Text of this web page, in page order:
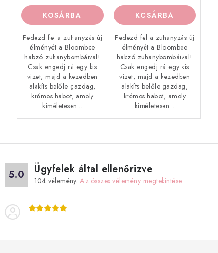
KOSÁRBA
Fedezd fel a zuhanyzás új
élményét a Bloombee
habzó zuhanybombáival!
Csak engedj rá egy kis
vizet, majd a kezedben
alakíts belőle gazdag,
krémes habot, amely
kíméletesen...
KOSÁRBA
Fedezd fel a zuhanyzás új
élményét a Bloombee
habzó zuhanybombáival!
Csak engedj rá egy kis
vizet, majd a kezedben
alakíts belőle gazdag,
krémes habot, amely
kíméletesen...
5.0 Ügyfelek által ellenőrizve
104 vélemény. Az összes vélemény megtekintése